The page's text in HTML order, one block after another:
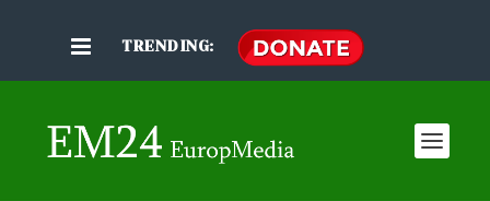
TRENDING: